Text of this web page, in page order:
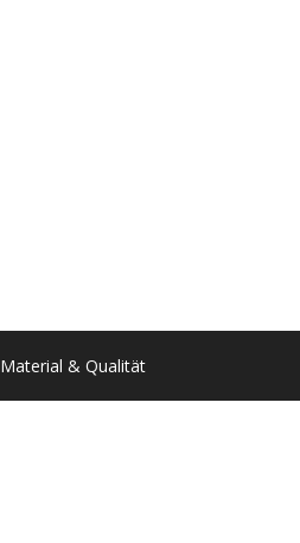
Material & Qualität